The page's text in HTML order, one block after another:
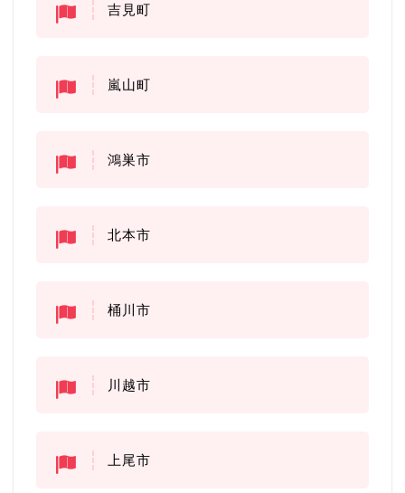
吉見町
嵐山町
鴻巣市
北本市
桶川市
川越市
上尾市